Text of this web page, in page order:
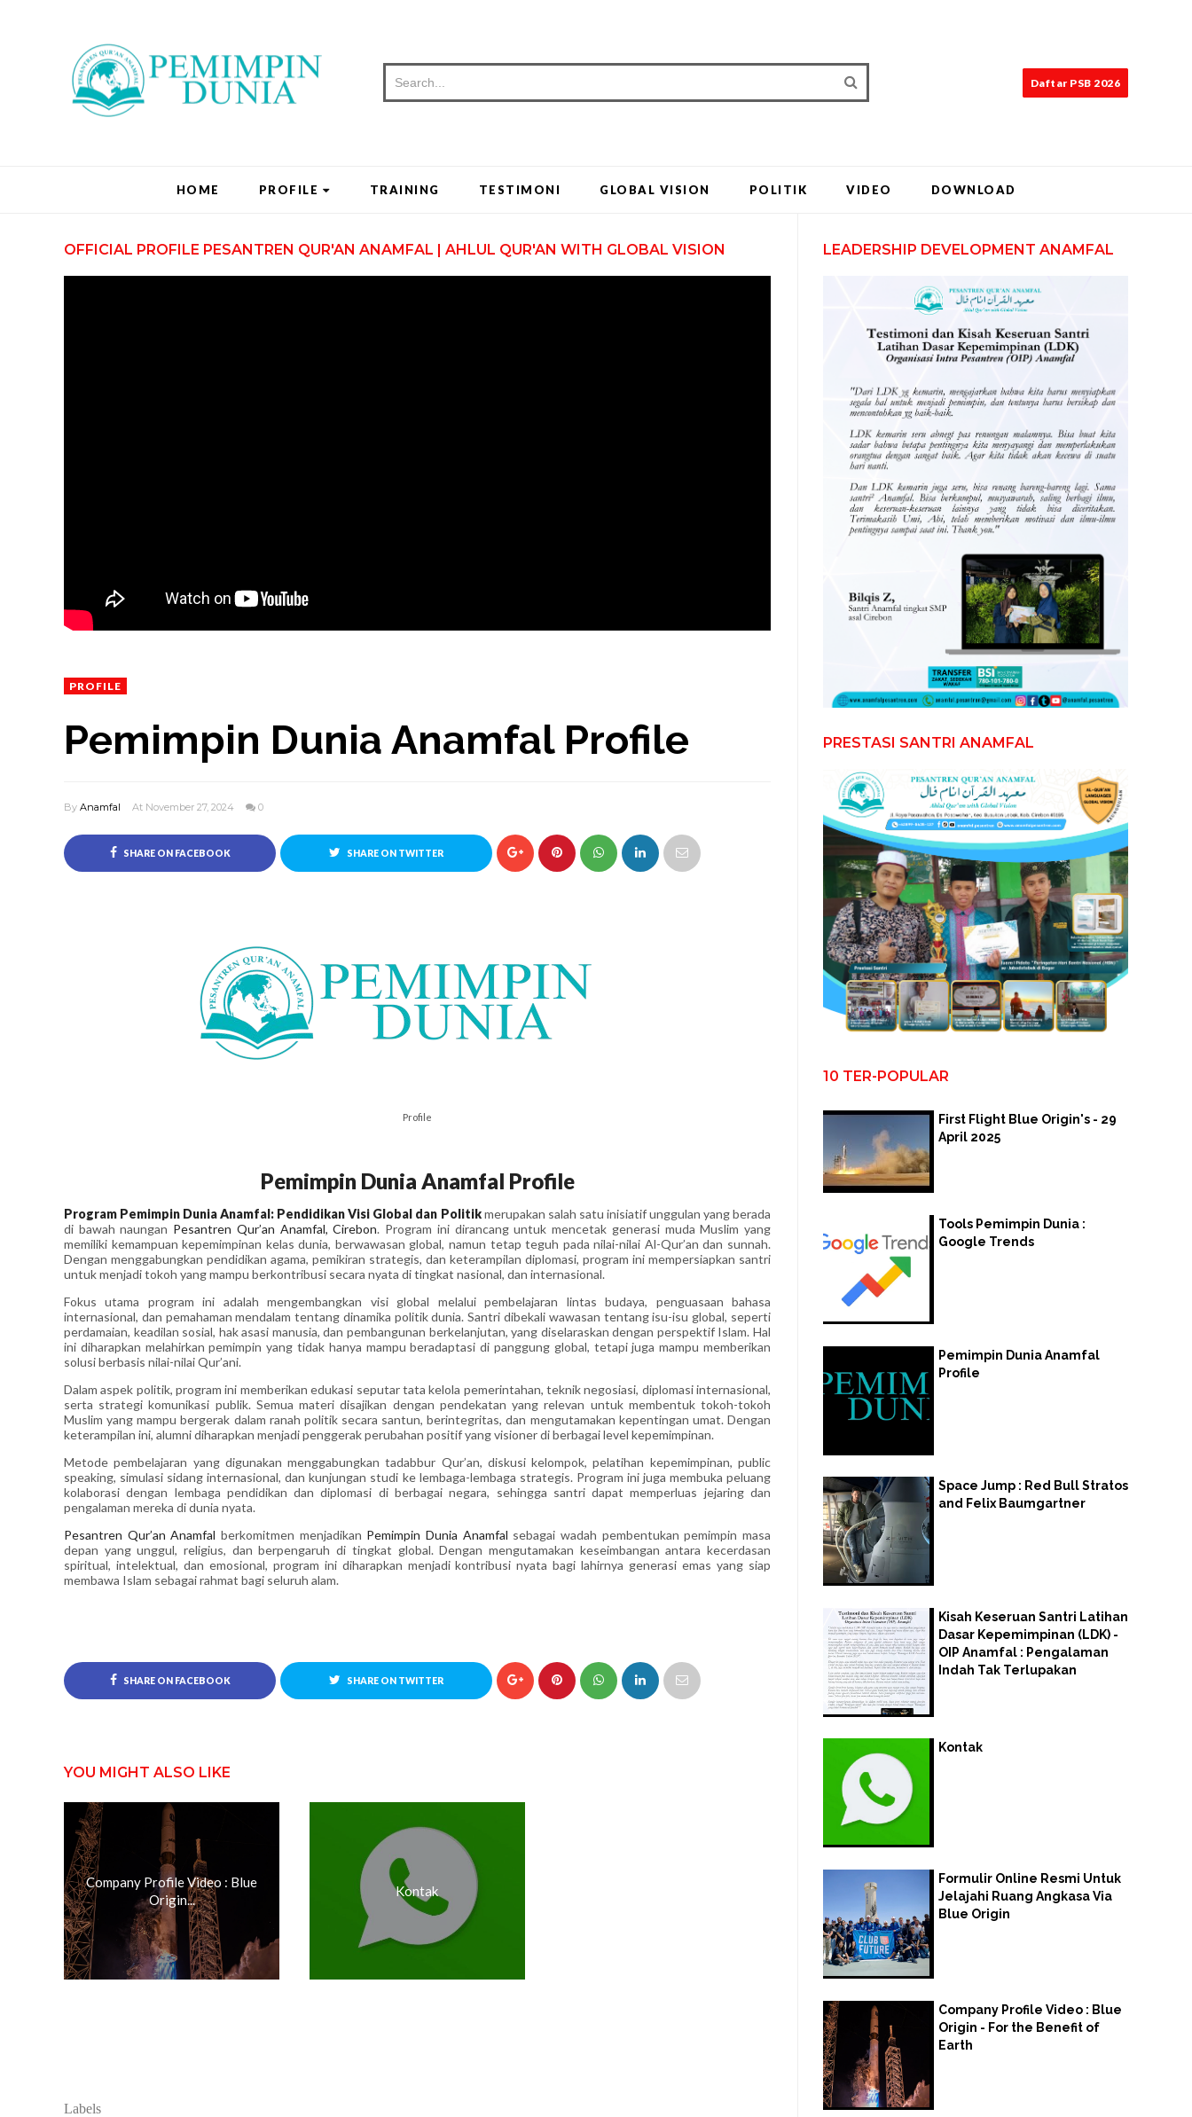
Daftar PSB 2026
HOME PROFILE TRAINING TESTIMONI GLOBAL VISION POLITIK VIDEO DOWNLOAD
OFFICIAL PROFILE PESANTREN QUR'AN ANAMFAL | AHLUL QUR'AN WITH GLOBAL VISION
PROFILE
Pemimpin Dunia Anamfal Profile
By Anamfal At November 27, 2024 0
SHARE ON FACEBOOK SHARE ON TWITTER
Profile
Pemimpin Dunia Anamfal Profile
Program Pemimpin Dunia Anamfal: Pendidikan Visi Global dan Politikmerupakan salah satu inisiatif unggulan yang berada
di bawah naungan Pesantren Qur’an Anamfal, Cirebon. Program ini dirancang untuk mencetak generasi muda Muslim yang
memiliki kemampuan kepemimpinan kelas dunia, berwawasan global, namun tetap teguh pada nilai-nilai Al-Qur’an dan sunnah.
Dengan menggabungkan pendidikan agama, pemikiran strategis, dan keterampilan diplomasi, program ini mempersiapkan santri
untuk menjadi tokoh yang mampu berkontribusi secara nyata di tingkat nasional, dan internasional.
Fokus utama program ini adalah mengembangkan visi global melalui pembelajaran lintas budaya, penguasaan bahasa
internasional, dan pemahaman mendalam tentang dinamika politik dunia. Santri dibekali wawasan tentang isu-isu global, seperti
perdamaian, keadilan sosial, hak asasi manusia, dan pembangunan berkelanjutan, yang diselaraskan dengan perspektif Islam. Hal
ini diharapkan melahirkan pemimpin yang tidak hanya mampu beradaptasi di panggung global, tetapi juga mampu memberikan
solusi berbasis nilai-nilai Qur’ani.
Dalam aspek politik, program ini memberikan edukasi seputar tata kelola pemerintahan, teknik negosiasi, diplomasi internasional,
serta strategi komunikasi publik. Semua materi disajikan dengan pendekatan yang relevan untuk membentuk tokoh-tokoh
Muslim yang mampu bergerak dalam ranah politik secara santun, berintegritas, dan mengutamakan kepentingan umat. Dengan
keterampilan ini, alumni diharapkan menjadi penggerak perubahan positif yang visioner di berbagai level kepemimpinan.
Metode pembelajaran yang digunakan menggabungkan tadabbur Qur’an, diskusi kelompok, pelatihan kepemimpinan, public
speaking, simulasi sidang internasional, dan kunjungan studi ke lembaga-lembaga strategis. Program ini juga membuka peluang
kolaborasi dengan lembaga pendidikan dan diplomasi di berbagai negara, sehingga santri dapat memperluas jejaring dan
pengalaman mereka di dunia nyata.
Pesantren Qur’an Anamfal berkomitmen menjadikan Pemimpin Dunia Anamfal sebagai wadah pembentukan pemimpin masa
depan yang unggul, religius, dan berpengaruh di tingkat global. Dengan mengutamakan keseimbangan antara kecerdasan
spiritual, intelektual, dan emosional, program ini diharapkan menjadi kontribusi nyata bagi lahirnya generasi emas yang siap
membawa Islam sebagai rahmat bagi seluruh alam.
SHARE ON FACEBOOK SHARE ON TWITTER
YOU MIGHT ALSO LIKE
Company Profile Video : Blue
Origin...
Kontak
Labels
LEADERSHIP DEVELOPMENT ANAMFAL
PRESTASI SANTRI ANAMFAL
10 TER-POPULAR
First Flight Blue Origin's - 29
April 2025
Tools Pemimpin Dunia :
Google Trends
Pemimpin Dunia Anamfal
Profile
Space Jump : Red Bull Stratos
and Felix Baumgartner
Kisah Keseruan Santri Latihan
Dasar Kepemimpinan (LDK) -
OIP Anamfal : Pengalaman
Indah Tak Terlupakan
Kontak
Formulir Online Resmi Untuk
Jelajahi Ruang Angkasa Via
Blue Origin
Company Profile Video : Blue
Origin - For the Benefit of
Earth